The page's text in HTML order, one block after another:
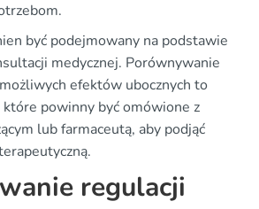
być podejmowany na podstawie
medycznej. Porównywanie
efektów ubocznych to
powinny być omówione z
lub farmaceutą, aby podjąć
regulacji